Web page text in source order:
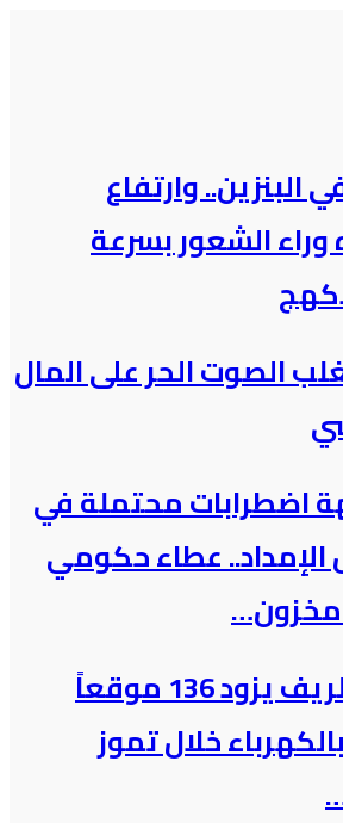
البنزين.. وارتفاع
الشعور بسرعة
الصوت الحر على المال
اضطرابات محتملة في
عطاء حكومي
مخزون…
فلس الريف يزود 136 موقعاً
خلال تموز